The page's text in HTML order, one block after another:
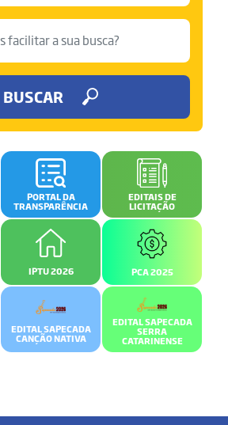
BUSCAR
PORTAL DA
TRANSPARÊNCIA
EDITAIS DE
LICITAÇÃO
IPTU 2026 PCA 2025
EDITAL SAPECADA
CANÇÃO NATIVA
EDITAL SAPECADA
SERRA
CATARINENSE